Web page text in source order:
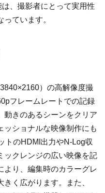
、撮影者にとって実用性
ています。
）の高解像度撮
フレームレートでの記録
動きのあるシーンをクリア
ッショナルな映像制作にも
トのHDMI出力やN-Log収
ックレンジの広い映像を記
より、編集時のカラーグレ
く広がります。また、